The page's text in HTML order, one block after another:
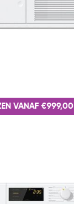
VANAF €999,00